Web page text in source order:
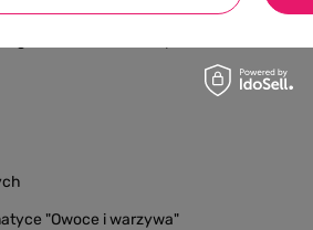
"Owoce i warzywa"